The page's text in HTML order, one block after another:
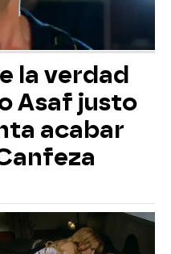
la verdad
Asaf justo
acabar